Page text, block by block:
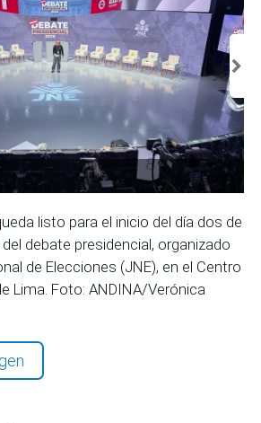
listo para el inicio del día dos de
debate presidencial, organizado
de Elecciones (JNE), en el Centro
Lima. Foto: ANDINA/Verónica